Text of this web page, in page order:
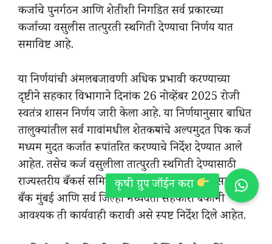
कर्जाचे पुनर्गठन आणि शेतीशी निगडित सर्व प्रकारच्या
कर्जाच्या वसुलीस तात्पुरती स्थगिती देण्याचा निर्णय यात
समाविष्ट आहे.
या निर्णयांची अंमलबजावणी अधिक प्रभावी करण्याच्या
दृष्टीने सहकार विभागाने दिनांक 26 नोव्हेंबर 2025 रोजी
स्वतंत्र शासन निर्णय जारी केला आहे. या निर्णयानुसार बाधित
तालुक्यांतील सर्व गावांमधील शेतकऱ्यांचे अल्पमुदत पिक कर्ज
मध्यम मुदत कर्जात रूपांतरित करण्याचे निर्देश देण्यात आले
आहेत. तसेच कर्ज वसुलीला तात्पुरती स्थगिती देण्यासाठी
राज्यस्तरीय बँकर्स समिती (SLBC), महाराष्ट्र राज्य सहकारी
बँक मुंबई आणि सर्व जिल्हा मध्यवर्ती सहकारी बँकांनी
आवश्यक ती कार्यवाही करावी असे स्पष्ट निर्देश दिले आहेत.